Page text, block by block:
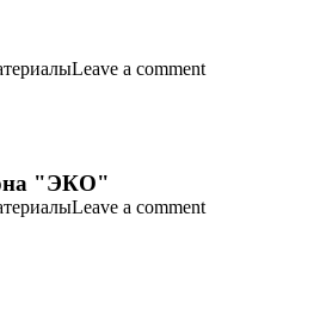
Leave a comment
"ЭКО"
Leave a comment